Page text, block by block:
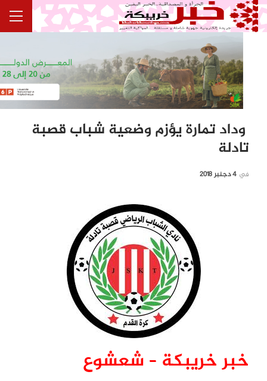
وداد تمارة يؤزم وضعية شباب قصبة
تادلة
في 4 دجنبر 2018
خبر خريبكة – شعشوع